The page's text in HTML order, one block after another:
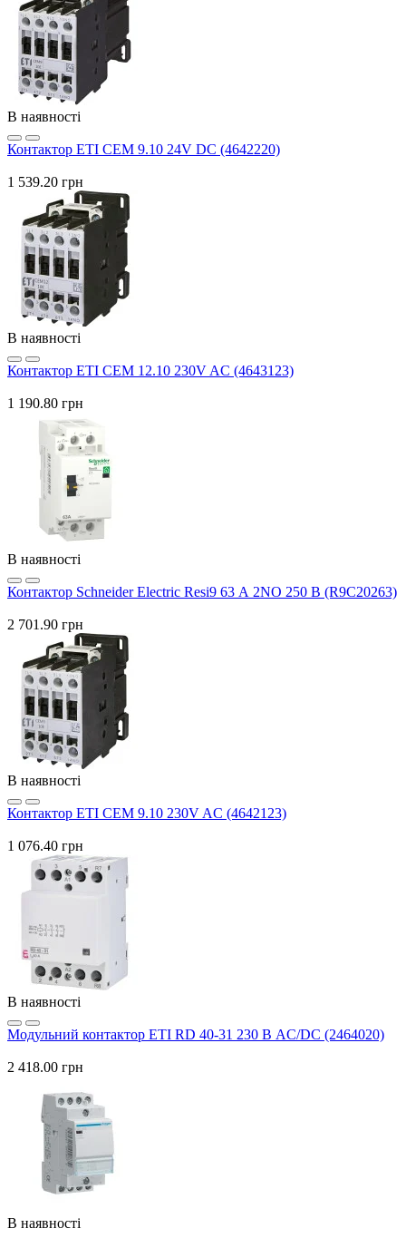
В наявності
Контактор ETI CEM 9.10 24V DC (4642220)
1 539.20 грн
В наявності
Контактор ETI CEM 12.10 230V AC (4643123)
1 190.80 грн
В наявності
Контактор Schneider Electric Resi9 63 А 2NO 250 В (R9C20263)
2 701.90 грн
В наявності
Контактор ETI CEM 9.10 230V AC (4642123)
1 076.40 грн
В наявності
Модульний контактор ETI RD 40-31 230 В AC/DC (2464020)
2 418.00 грн
В наявності